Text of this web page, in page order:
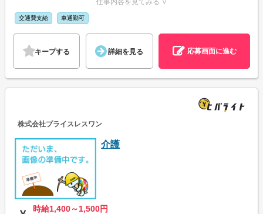
交通費支給 車通勤可
キープする 詳細を見る 応募画面に進む
株式会社プライスレスワン
介護
時給1,400～1,500円